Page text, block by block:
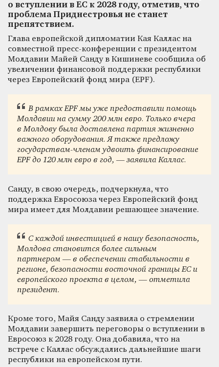
о вступлении в ЕС к 2028 году, отметив, что
проблема Приднестровья не станет
препятствием.
Глава европейской дипломатии Кая Каллас на
совместной пресс-конференции с президентом
Молдавии Майей Санду в Кишиневе сообщила об
увеличении финансовой поддержки республики
через Европейский фонд мира (EPF).
В рамках EPF мы уже предоставили помощь
Молдавии на сумму 200 млн евро. Только вчера
в Молдову была доставлена партия жизненно
важного оборудования. Я также предложу
государствам-членам удвоить финансирование
EPF до 120 млн евро в год, — заявила Каллас.
Санду, в свою очередь, подчеркнула, что
поддержка Евросоюза через Европейский фонд
мира имеет для Молдавии решающее значение.
С каждой инвестицией в нашу безопасность,
Молдова становится более сильным
партнером — в обеспечении стабильности в
регионе, безопасности восточной границы ЕС и
европейского проекта в целом, — отметила
президент.
Кроме того, Майя Санду заявила о стремлении
Молдавии завершить переговоры о вступлении в
Евросоюз к 2028 году. Она добавила, что на
встрече с Каллас обсуждались дальнейшие шаги
республики на европейском пути.